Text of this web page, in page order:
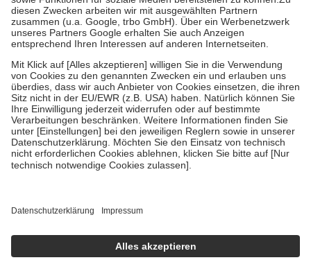
Zuzahlung zehn Prozent der Kosten sowie zehn Euro je
Verordnung.
Um das Engagement der Versicherten für ihre eigene Gesundheit zu
stärken und die besondere Stellung der Familie zu unterstützen,
fallenkeine Zuzahlungenan bei:
• Kindern und Jugendlichen bis zum vollendeten 18. Lebensjahr
mit Ausnahme der Fahrkosten
• Untersuchungen zur Vorsorge und Früherkennung, die von der
GKV getragen werden
• empfohlenen Schutzimpfungen
• Harn- und Blutteststreifen
getroffen, um sicherzustellen, dass es sich um echte Bewertungen
https://help.etrusted.com/hc/de/articles/4419944605341